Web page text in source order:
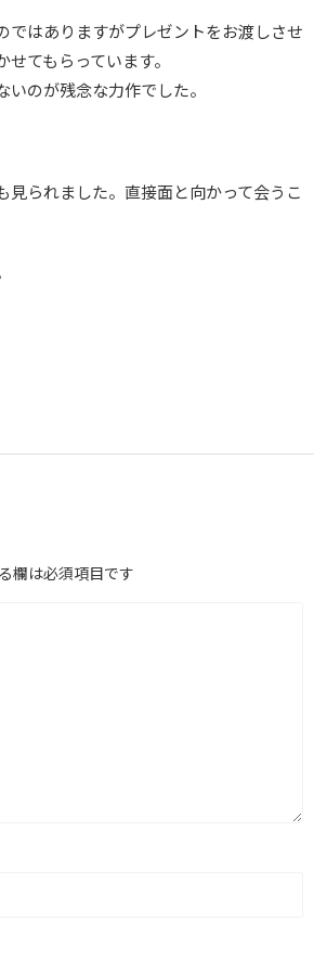
はありますがプレゼントをお渡しさせ
てもらっています。
のが残念な力作でした。
られました。直接面と向かって会うこ
欄は必須項目です